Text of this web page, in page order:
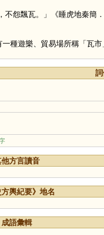
飄瓦。」《睡虎地秦簡
遊樂、貿易場所稱「瓦
他方言讀音
方輿紀要》地名
成語彙輯